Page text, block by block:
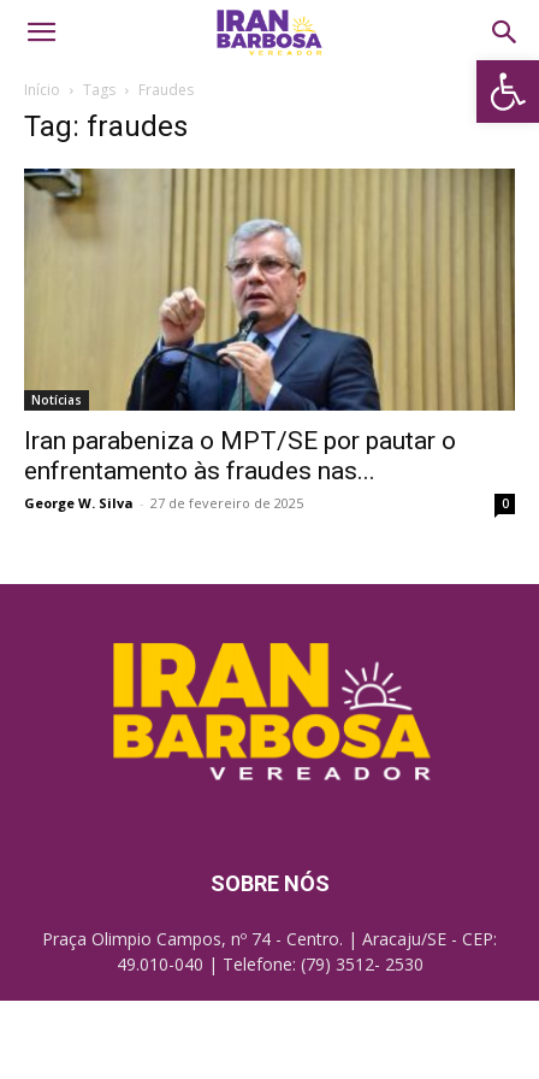
Abrir
Início Tags Fraudes
Tag: fraudes
Notícias
Iran parabeniza o MPT/SE por pautar o
enfrentamento às fraudes nas...
George W. Silva - 27 de fevereiro de 2025 0
SOBRE NÓS
Praça Olimpio Campos, nº 74 - Centro. | Aracaju/SE - CEP:
49.010-040 | Telefone: (79) 3512- 2530